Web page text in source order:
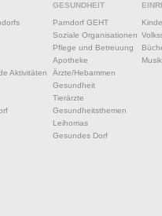
Aktivitäten
GESUNDHEIT
Parndorf GEHT
Soziale Organisationen
Pflege und Betreuung
Apotheke
Ärzte/Hebammen
Gesundheit
Tierärzte
Gesundheitsthemen
Leihomas
Gesundes Dorf